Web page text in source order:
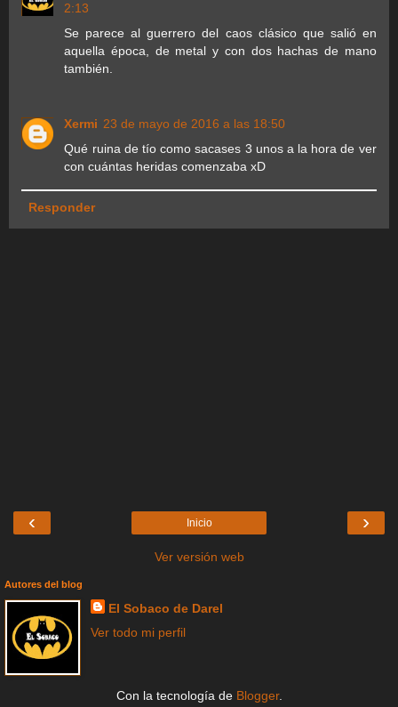
2:13
Se parece al guerrero del caos clásico que salió en
aquella época, de metal y con dos hachas de mano
también.
Xermi 23 de mayo de 2016 a las 18:50
Qué ruina de tío como sacases 3 unos a la hora de ver
con cuántas heridas comenzaba xD
Responder
‹ ›
Inicio
Ver versión web
Autores del blog
El Sobaco de Darel
Ver todo mi perfil
Con la tecnología de Blogger.